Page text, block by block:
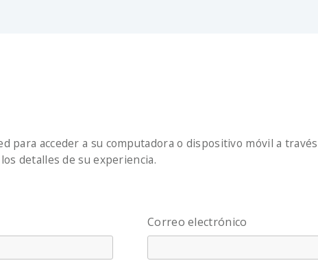
para acceder a su computadora o dispositivo móvil a
detalles de su experiencia.
Correo electrónico